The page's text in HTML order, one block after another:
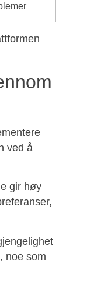
ved å
gir høy
noe som